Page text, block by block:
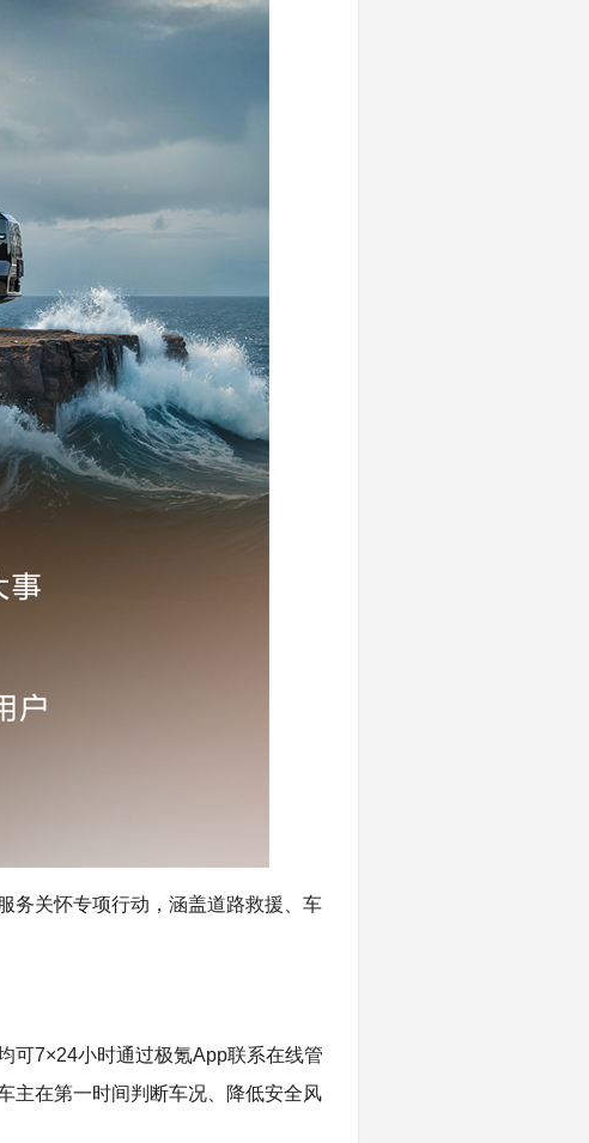
务关怀专项行动，涵盖道路救援、车
可7×24小时通过极氪App联系在线管
主在第一时间判断车况、降低安全风